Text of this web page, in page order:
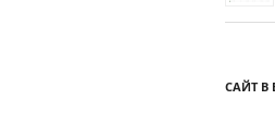
САЙТ В